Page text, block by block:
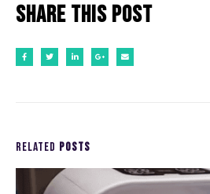
Share this post
RELATED POSTS